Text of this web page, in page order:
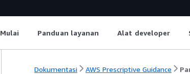
Mulai Panduan layanan Alat developer
Dokumentasi AWS Prescriptive Guidance